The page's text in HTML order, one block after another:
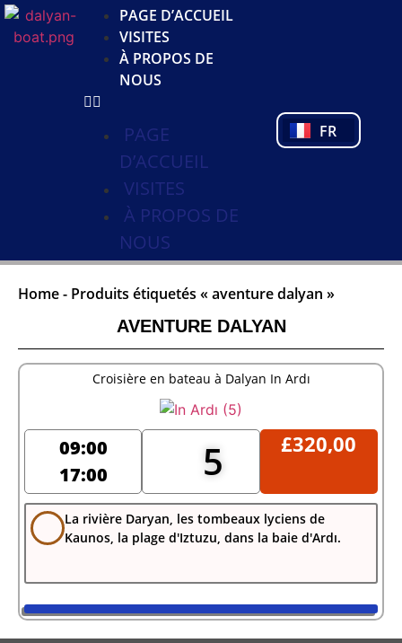
PAGE D’ACCUEIL
VISITES
À PROPOS DE
NOUS
PAGE
D’ACCUEIL
VISITES
À PROPOS DE
NOUS
FR
PT
TR
Home- Produits étiquetés « aventure dalyan »
AVENTURE DALYAN
Croisière en bateau à Dalyan In Ardı
09:00
17:00
5 £320,00
La rivière Daryan, les tombeaux lyciens de
Kaunos, la plage d'Iztuzu, dans la baie d'Ardı.